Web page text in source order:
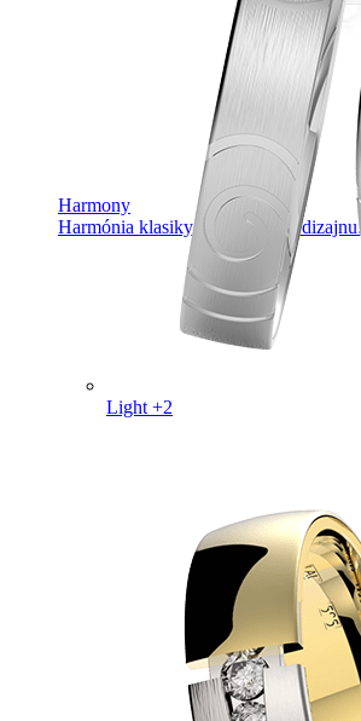
Harmony
Harmónia klasiky a moderného dizajnu.
Light +2